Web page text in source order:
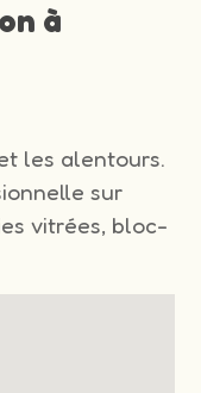
à
les alentours.
sur
vitrées, bloc-